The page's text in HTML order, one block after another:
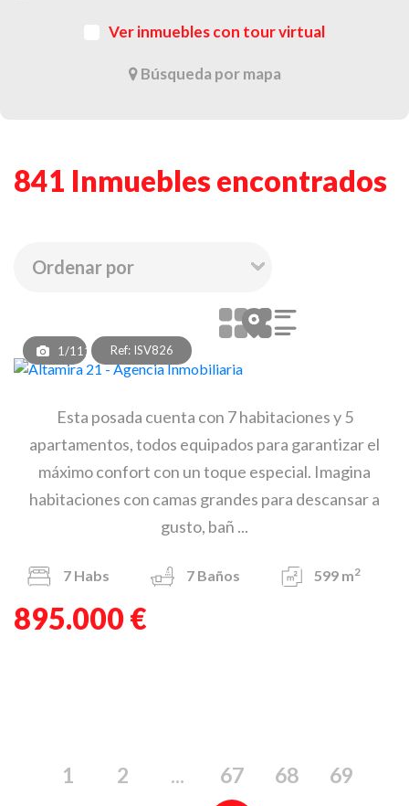
Ver inmuebles con tour virtual
Búsqueda por mapa
841 Inmuebles encontrados
1/111 Ref: ISV826
Esta posada cuenta con 7 habitaciones y 5
apartamentos, todos equipados para garantizar el
máximo confort con un toque especial. Imagina
habitaciones con camas grandes para descansar a
gusto, bañ ...
7 Habs 7 Baños 599 m2
895.000 €
1 2 ... 67 68
69